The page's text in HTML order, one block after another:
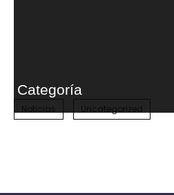
Categoría
Noticias Uncategorized